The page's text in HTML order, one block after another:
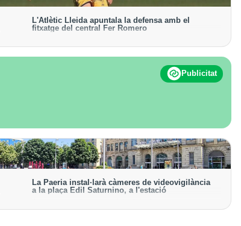
L'Atlètic Lleida apuntala la defensa amb el
fitxatge del central Fer Romero
Abreu
Publicitat
La Paeria instal·larà càmeres de videovigilància
a la plaça Edil Saturnino, a l'estació